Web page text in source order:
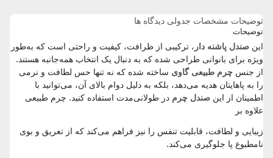
توضیحات مشخصات جدولی دیدگاه ها
توضیحات
اینصندل پاشنه‌ دار ، ترکیبی از ظرافت، کیفیت و راحتی است که به‌طور
ویژه برای بانوانی طراحی شده که به دنبال یک انتخاب همه‌جانبه هستند.
از جنسچرم طبیعی گاوی ساخته شده که نه تنها حس لطافت و نرمی
را به پاهایتان هدیه می‌دهد، بلکه به دلیل دوام بالای آن، می‌توانید با
اطمینان از اینصندل چرم در طولانی‌مدت استفاده کنید. چرم طبیعی
علاوه بر
زیبایی و لطافت، قابلیت تنفس را نیز فراهم می‌کند که از تعریق و بوی
نامطبوع پا جلوگیری می‌کند.